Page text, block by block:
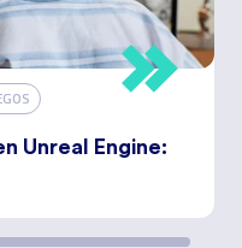
Unreal Engine: